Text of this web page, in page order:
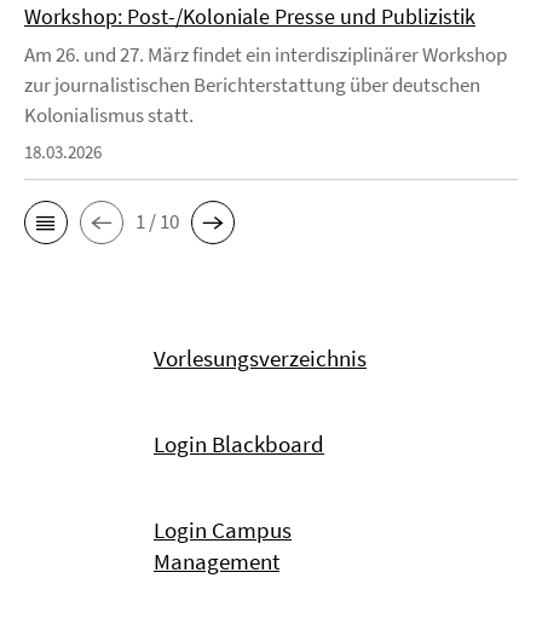
Workshop: Post-/Koloniale Presse und Publizistik
Am 26. und 27. März findet ein interdisziplinärer Workshop
zur journalistischen Berichterstattung über deutschen
Kolonialismus statt.
18.03.2026
1 / 10
Vorlesungsverzeichnis
Login Blackboard
Login Campus
Management